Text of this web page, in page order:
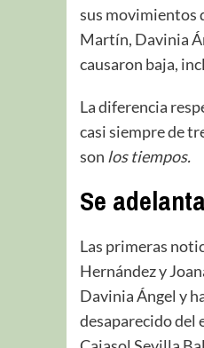
sus movimientos
Martín, Davinia
causaron baja,
La diferencia
casi siempre de
son los tiempos.
Se
Las primeras
Hernández y
Davinia Ángel y
desaparecido del